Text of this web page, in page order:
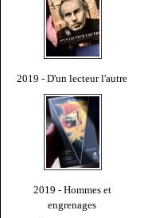
2019 - D'un lecteur l'autre
2019 - Hommes et
engrenages